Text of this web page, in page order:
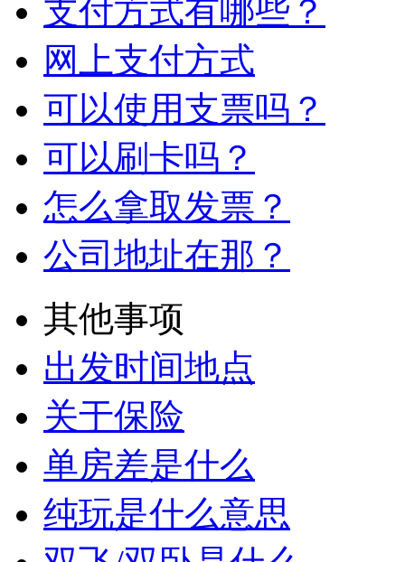
支付方式有哪些？
网上支付方式
可以使用支票吗？
可以刷卡吗？
怎么拿取发票？
公司地址在那？
其他事项
出发时间地点
关于保险
单房差是什么
纯玩是什么意思